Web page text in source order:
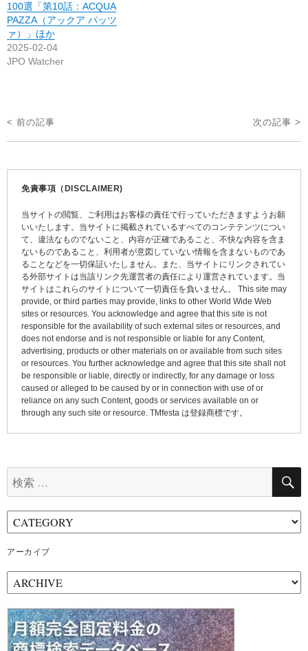
100選「第10話：ACQUA
PAZZA（アックア パッツ
ァ）」ほか
2025-02-04
JPO Watcher
投
稿
< 前の記事 次の記事 >
免責事項（DISCLAIMER)
当サイトの閲覧、ご利用はお客様の責任で行っていただきますようお願
いいたします。当サイトに掲載されているすべてのコンテテンツについ
て、違法なものでないこと、内容が正確であること、不快な内容を含ま
ないものであること、利用者が意図していない情報を含まないものであ
ることなどを一切保証いたしません。また、当サイトにリンクされてい
る外部サイトは当該リンク先運営者の責任により運営されています。当
サイトはこれらのサイトについて一切責任を負いません。 This site may
provide, or third parties may provide, links to other World Wide Web
sites or resources. You acknowledge and agree that this site is not
responsible for the availability of such external sites or resources, and
does not endorse and is not responsible or liable for any Content,
advertising, products or other materials on or available from such sites
or resources. You further acknowledge and agree that this site shall not
be responsible or liable, directly or indirectly, for any damage or loss
caused or alleged to be caused by or in connection with use of or
reliance on any such Content, goods or services available on or
through any such site or resource. TMfesta は登録商標です。
索:
アーカイブ
ー
カ
イ
ブ